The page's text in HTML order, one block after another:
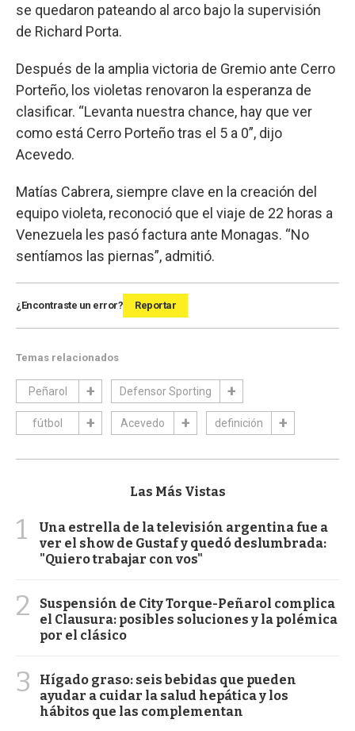
se quedaron pateando al arco bajo la supervisión
de Richard Porta.
Después de la amplia victoria de Gremio ante Cerro
Porteño, los violetas renovaron la esperanza de
clasificar. “Levanta nuestra chance, hay que ver
como está Cerro Porteño tras el 5 a 0”, dijo
Acevedo.
Matías Cabrera, siempre clave en la creación del
equipo violeta, reconoció que el viaje de 22 horas a
Venezuela les pasó factura ante Monagas. “No
sentíamos las piernas”, admitió.
¿Encontraste un error? Reportar
Temas relacionados
Peñarol Defensor Sporting
fútbol Acevedo definición
Las Más Vistas
1
Una estrella de la televisión argentina fue a
ver el show de Gustaf y quedó deslumbrada:
"Quiero trabajar con vos"
2
Suspensión de City Torque-Peñarol complica
el Clausura: posibles soluciones y la polémica
por el clásico
3
Hígado graso: seis bebidas que pueden
ayudar a cuidar la salud hepática y los
hábitos que las complementan